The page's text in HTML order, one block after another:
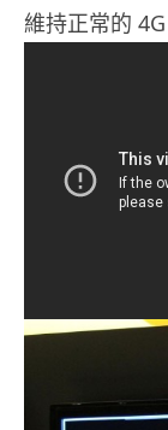
維持正常的